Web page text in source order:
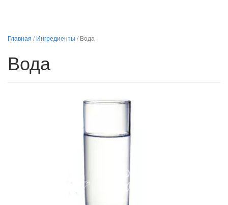
Главная /Ингредиенты /Вода
Вода